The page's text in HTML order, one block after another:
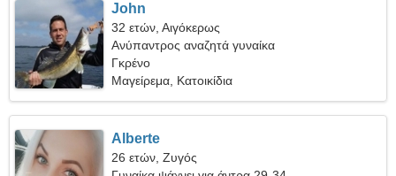
John
32 ετών, Αιγόκερως
Ανύπαντρος αναζητά γυναίκα
Γκρένο
Μαγείρεμα, Κατοικίδια
Alberte
26 ετών, Ζυγός